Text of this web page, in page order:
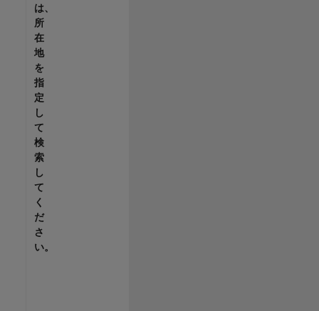
は、
所
在
地
を
指
定
し
て
検
索
し
て
く
だ
さ
い。